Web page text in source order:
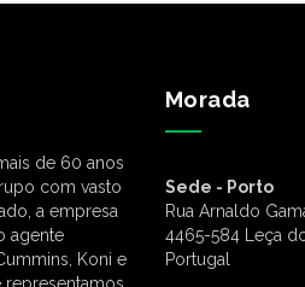
de 60 anos
com vasto
a empresa
agente
Koni e
Morada
Sede - Porto
Rua Arnaldo
4465-584 Leça
Portugal